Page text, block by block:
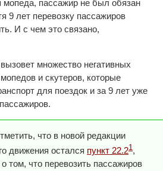
мопеда, пассажир не был обязан
9 лет перевозку пассажиров
И с чем это связано,
множество негативных
и скутеров, которые
для поездок и за 9 лет уже
что в новой редакции
движения остался пункт 22.21,
о том, что перевозить пассажиров